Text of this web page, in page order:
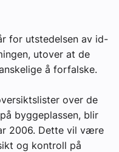
for utstedelsen av id-
utover at de
å forfalske.
over de
byggeplassen, blir
2006. Dette vil være
og kontroll på